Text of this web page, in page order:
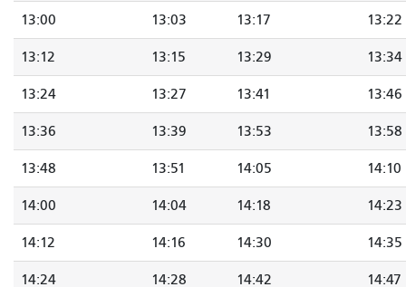
13:00 13:03 13:17 13:22
13:12 13:15 13:29 13:34
13:24 13:27 13:41 13:46
13:36 13:39 13:53 13:58
13:48 13:51 14:05 14:10
14:00 14:04 14:18 14:23
14:12 14:16 14:30 14:35
14:24 14:28 14:42 14:47